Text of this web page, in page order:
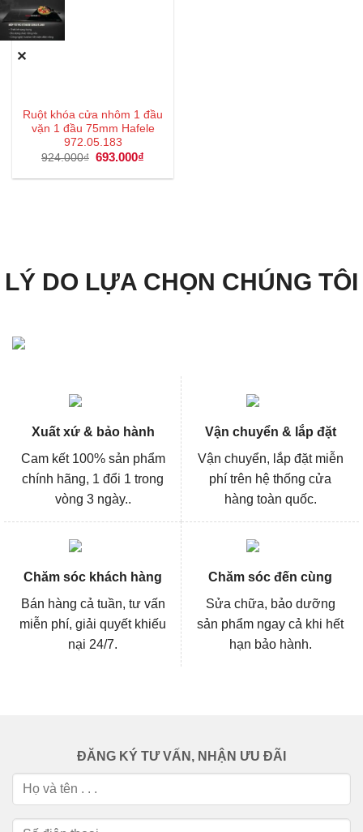
Ruột khóa cửa nhôm 1 đầu
vặn 1 đầu 75mm Hafele
972.05.183
924.000₫ Giá
là:
693.000₫
tại
LÝ DO LỰA CHỌN CHÚNG TÔI
Xuất xứ & bảo hành
Cam kết 100% sản phẩm
chính hãng, 1 đổi 1 trong
vòng 3 ngày..
Vận chuyển & lắp đặt
Vận chuyển, lắp đặt miễn
phí trên hệ thống cửa
hàng toàn quốc.
Chăm sóc khách hàng
Bán hàng cả tuần, tư vấn
miễn phí, giải quyết khiếu
nại 24/7.
Chăm sóc đến cùng
Sửa chữa, bảo dưỡng
sản phẩm ngay cả khi hết
hạn bảo hành.
ĐĂNG KÝ TƯ VẤN, NHẬN ƯU ĐÃI
✕